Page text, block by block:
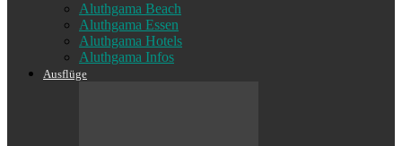
Aluthgama Beach
Aluthgama Essen
Aluthgama Hotels
Aluthgama Infos
Ausflüge